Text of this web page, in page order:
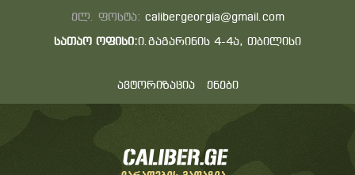
ელ. ფოსტა: calibergeorgia@gmail.com
სათაო ოფისი:ი.გაგარინის 4-4ა, თბილისი
ავტორიზაცია ენები